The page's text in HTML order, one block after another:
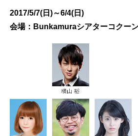
2017/5/7(日)～6/4(日)
会場：Bunkamuraシアターコクー